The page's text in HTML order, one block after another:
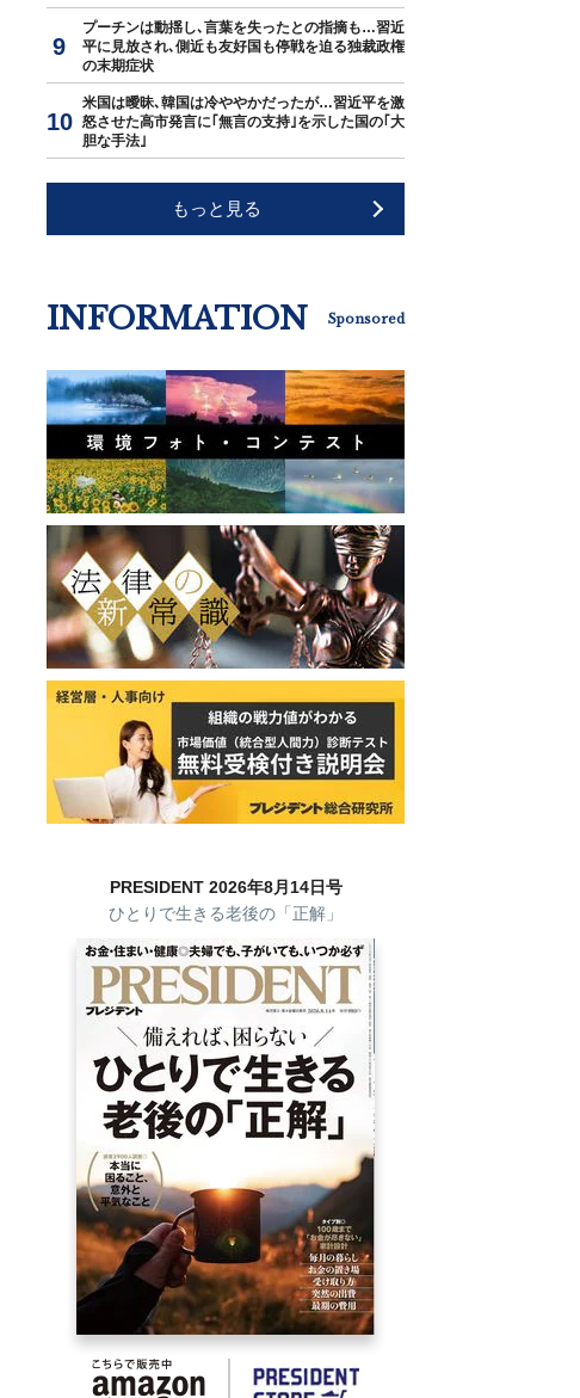
プーチンは動揺し､言葉を失ったとの指摘も…習近
平に見放され､側近も友好国も停戦を迫る独裁政権
の末期症状
米国は曖昧､韓国は冷ややかだったが…習近平を激
怒させた高市発言に｢無言の支持｣を示した国の｢大
胆な手法｣
もっと見る
INFORMATION Sponsored
PRESIDENT 2026年8月14日号
ひとりで生きる老後の「正解」